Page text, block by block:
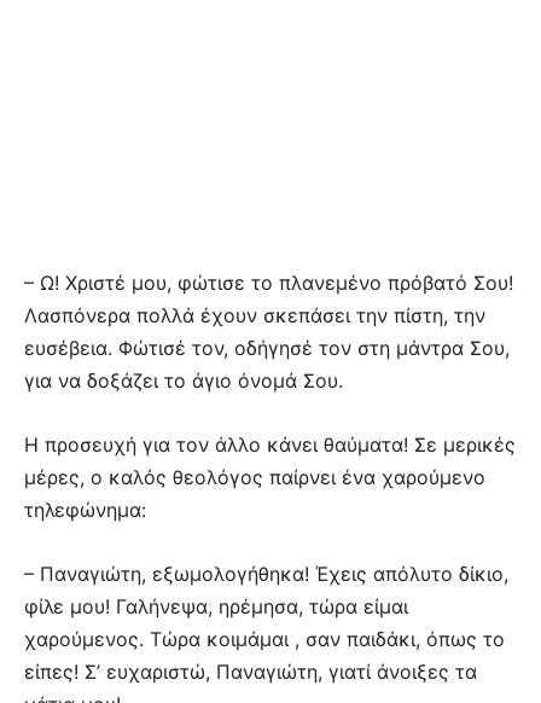
– Ω! Χριστέ μου, φώτισε το πλανεμένο πρόβατό Σου!
Λασπόνερα πολλά έχουν σκεπάσει την πίστη, την
ευσέβεια. Φώτισέ τον, οδήγησέ τον στη μάντρα Σου,
για να δοξάζει το άγιο όνομά Σου.
Η προσευχή για τον άλλο κάνει θαύματα! Σε μερικές
μέρες, ο καλός θεολόγος παίρνει ένα χαρούμενο
τηλεφώνημα:
– Παναγιώτη, εξωμολογήθηκα! Έχεις απόλυτο δίκιο,
φίλε μου! Γαλήνεψα, ηρέμησα, τώρα είμαι
χαρούμενος. Τώρα κοιμάμαι , σαν παιδάκι, όπως το
είπες! Σ’ ευχαριστώ, Παναγιώτη, γιατί άνοιξες τα